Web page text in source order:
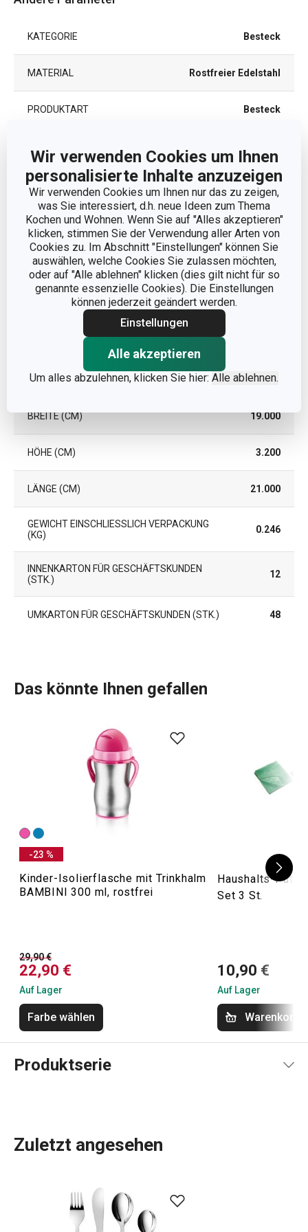
Wir verwenden Cookies um Ihnen
personalisierte Inhalte anzuzeigen
Wir verwenden Cookies um Ihnen nur das zu zeigen,
was Sie interessiert, d.h. neue Ideen zum Thema
Kochen und Wohnen. Wenn Sie auf "Alles akzeptieren"
klicken, stimmen Sie der Verwendung aller Arten von
Cookies zu. Im Abschnitt "Einstellungen" können Sie
auswählen, welche Cookies Sie zulassen möchten,
oder auf "Alle ablehnen" klicken (dies gilt nicht für so
genannte essenzielle Cookies). Die Einstellungen
können jederzeit geändert werden.
Einstellungen
Alle akzeptieren
Um alles abzulehnen, klicken Sie hier: Alle ablehnen.
KATEGORIE Besteck
MATERIAL Rostfreier Edelstahl
PRODUKTART Besteck
FARBE Edelstahlfarben
SPÜLMASCHINE Ja
EAN 8595028447668
GARANTIE (IN JAHREN)
TEILE IM SET 4
BREITE (CM) 19.000
HÖHE (CM) 3.200
LÄNGE (CM) 21.000
GEWICHT EINSCHLIESSLICH VERPACKUNG (
KG)
0.246
INNENKARTON FÜR GESCHÄFTSKUNDEN
(STK.)
12
UMKARTON FÜR GESCHÄFTSKUNDEN (STK.) 48
Das könnte Ihnen gefallen
-23 %
Kinder-Isolierflasche mit Trinkhalm
BAMBINI 300 ml, rostfrei
29,90 €
22,90 €
Auf Lager
Farbe wählen
Haushalts-
Set 3 St.
10,90 €
Auf Lager
Warenkorb
Produktserie
zertifizierten und hochfunktionalenFlaschen- und
Mahlzeitensets für Kleinkinder
Zuletzt angesehen